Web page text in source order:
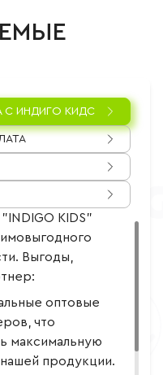
С ИНДИГО КИДС
KIDS"
Выгоды,
оптовые
что
максимальную
продукции.